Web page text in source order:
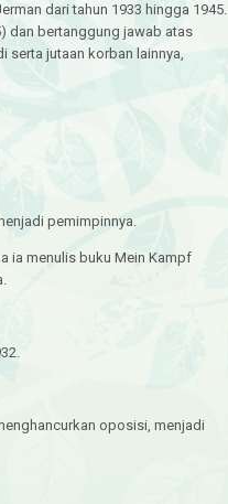
dari tahun 1933 hingga 1945.
dan bertanggung jawab atas
serta jutaan korban lainnya,
pemimpinnya.
ia menulis buku Mein Kampf
oposisi, menjadi